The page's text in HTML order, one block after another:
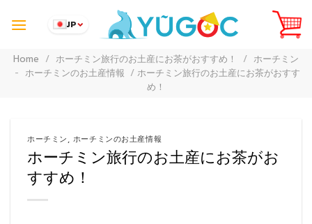
JP
Home / ホーチミン旅行のお土産にお茶がおすすめ！ / ホーチミン
- ホーチミンのお土産情報 / ホーチミン旅行のお土産にお茶がおすす
め！
ホーチミン, ホーチミンのお土産情報
ホーチミン旅行のお土産にお茶がお
すすめ！